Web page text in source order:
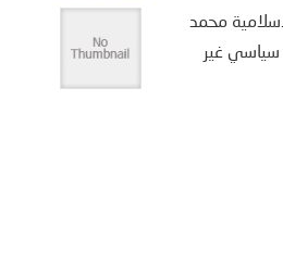
محمد
سياسي غير